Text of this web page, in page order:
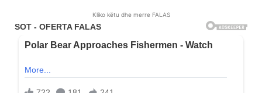
Kliko këtu dhe merre FALAS